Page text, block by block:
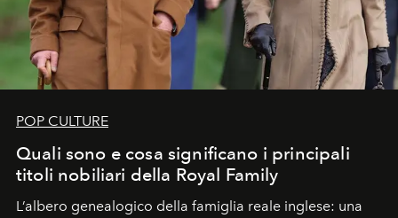
POP CULTURE
Quali sono e cosa significano i principali
titoli nobiliari della Royal Family
L’albero genealogico della famiglia reale inglese: una